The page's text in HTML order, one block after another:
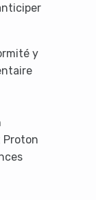
y
Proton